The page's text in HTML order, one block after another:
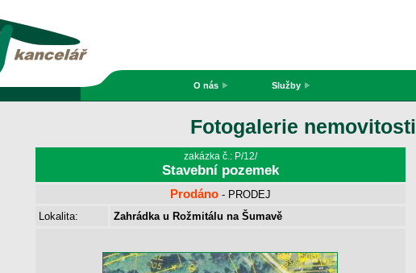
Fotogalerie nemovitosti
zakázka č.: P/12/
Stavební pozemek
Prodáno- PRODEJ
Lokalita:
Zahrádka u Rožmitálu na Šumavě
O nás Služby